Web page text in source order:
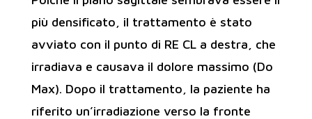
più densificato, il trattamento è stato
avviato con il punto di RE CL a destra, che
irradiava e causava il dolore massimo (Do
Max). Dopo il trattamento, la paziente ha
riferito un’irradiazione verso la fronte